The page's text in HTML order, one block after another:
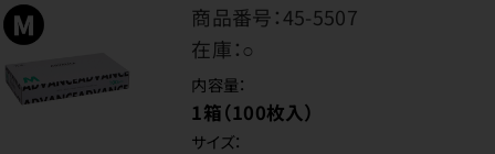
商品番号：45-5507
在庫：○
内容量：
1箱（100枚入）
サイズ：